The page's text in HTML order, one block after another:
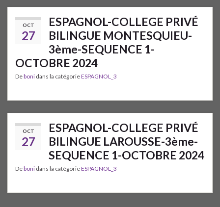
OCT
27
ESPAGNOL-COLLEGE PRIVÉ
BILINGUE MONTESQUIEU-
3ème-SEQUENCE 1-
OCTOBRE 2024
Deboni dans la catégorieESPAGNOL_3
OCT
27
ESPAGNOL-COLLEGE PRIVÉ
BILINGUE LAROUSSE-3ème-
SEQUENCE 1-OCTOBRE 2024
Deboni dans la catégorieESPAGNOL_3